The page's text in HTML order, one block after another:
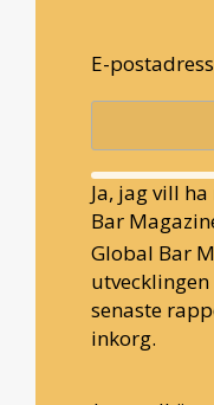
E-postadress
Ja, jag vill
Bar
Global Bar
senaste
inkorg.